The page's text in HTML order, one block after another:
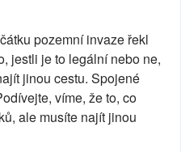
pozemní invaze řekl
jestli je to legální nebo ne,
jinou cestu. Spojené
víme, že to, co
ale musíte najít jinou